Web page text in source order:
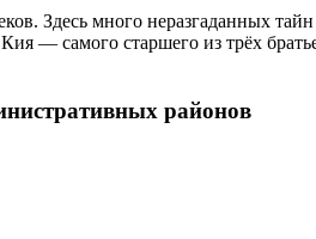
Здесь много неразгаданных тайн
— самого старшего из трёх
районов